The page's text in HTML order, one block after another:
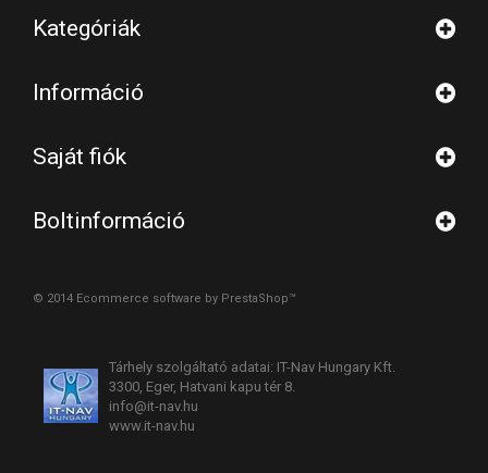
Kategóriák
Információ
© 2014 Ecommerce software by PrestaShop™
Saját fiók
Boltinformáció
Tárhely szolgáltató adatai: IT-Nav Hungary Kft.
3300, Eger, Hatvani kapu tér 8.
info@it-nav.hu
www.it-nav.hu